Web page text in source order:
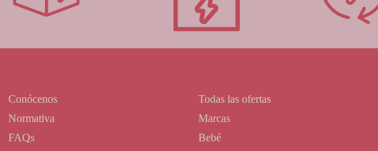
Conócenos
Normativa
FAQs
Todas las ofertas
Marcas
Bebé